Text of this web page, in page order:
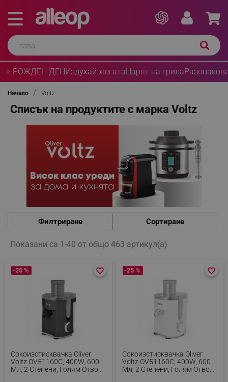
⭐ РОЖДЕН ДЕНИздухай жегатаЦарят на грила
Начало Voltz
Списък на продуктите с марка Voltz
Филтриране Сортиране
Показани са 1-40 от общо 463 артикул(а)
Сокоизстисквачка Oliver
Voltz OV51160C, 400W, 600
Мл, 2 Степени, Голям Отвор,
-25 % favorite_border
favorite_border
Сокоизстисквачка Oliver
Voltz OV51160C, 400W, 600
Мл, 2 Степени, Голям Отвор,
-25 % favorite_border
favorite_border